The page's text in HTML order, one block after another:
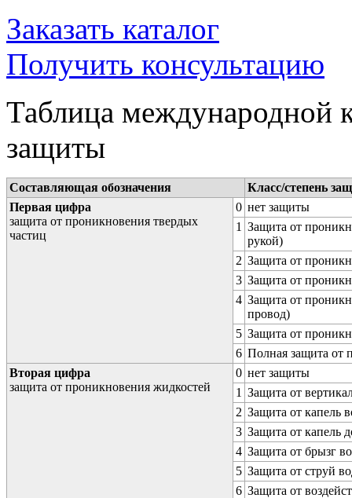
Заказать каталог
Получить консультацию
Таблица международной
защиты
Составляющая обозначения
Класс/степень
Первая цифра
защита от проникновения твердых
частиц
0 нет защиты
1 Защита от
рукой)
2 Защита от
3 Защита от
4 Защита от
провод)
5 Защита от
6 Полная защита от
Вторая цифра
защита от проникновения жидкостей
0 нет защиты
1 Защита от
2 Защита от капель
3 Защита от капель
4 Защита от брызг
5 Защита от струй
6 Защита от